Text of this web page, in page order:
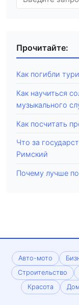
Прочитайте:
Как погибли
Как научиться
музыкального
Как посчитать
Что за
Римский
Почему лучше
Авто-мото
Строительство
Красота